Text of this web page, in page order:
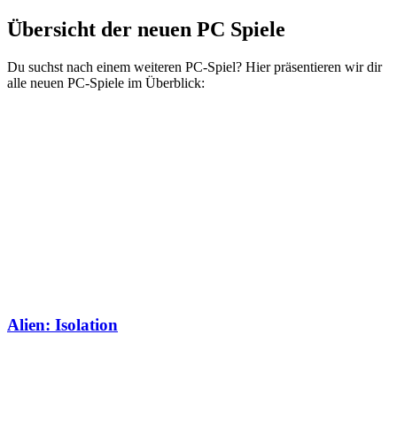
Übersicht der neuen PC Spiele
Du suchst nach einem weiteren PC-Spiel? Hier präsentieren wir dir
alle neuen PC-Spiele im Überblick:
Alien: Isolation